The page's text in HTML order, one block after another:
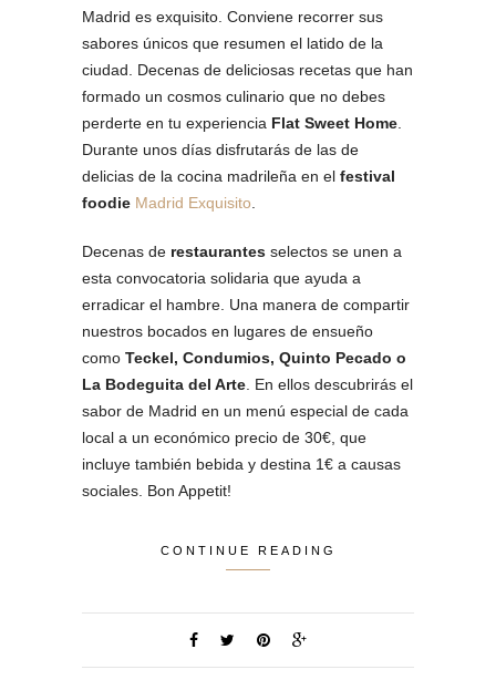
Madrid es exquisito. Conviene recorrer sus
sabores únicos que resumen el latido de la
ciudad. Decenas de deliciosas recetas que han
formado un cosmos culinario que no debes
perderte en tu experiencia Flat Sweet Home
Durante unos días disfrutarás de las de
delicias de la cocina madrileña en el festival
foodie Madrid Exquisito
Decenas de restaurantes selectos se unen a
esta convocatoria solidaria que ayuda a
erradicar el hambre. Una manera de compartir
nuestros bocados en lugares de ensueño
como Teckel, Condumios, Quinto Pecado o
La Bodeguita del Arte . En ellos descubrirás el
sabor de Madrid en un menú especial de cada
local a un económico precio de 30€, que
incluye también bebida y destina 1€ a causas
sociales. Bon Appetit!
CONTINUE READING